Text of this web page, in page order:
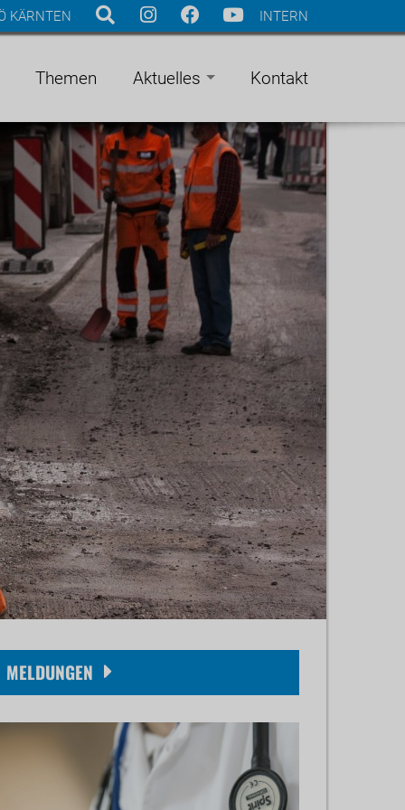
INTERN
KÄRNTEN
Themen Aktuelles Kontakt
MELDUNGEN